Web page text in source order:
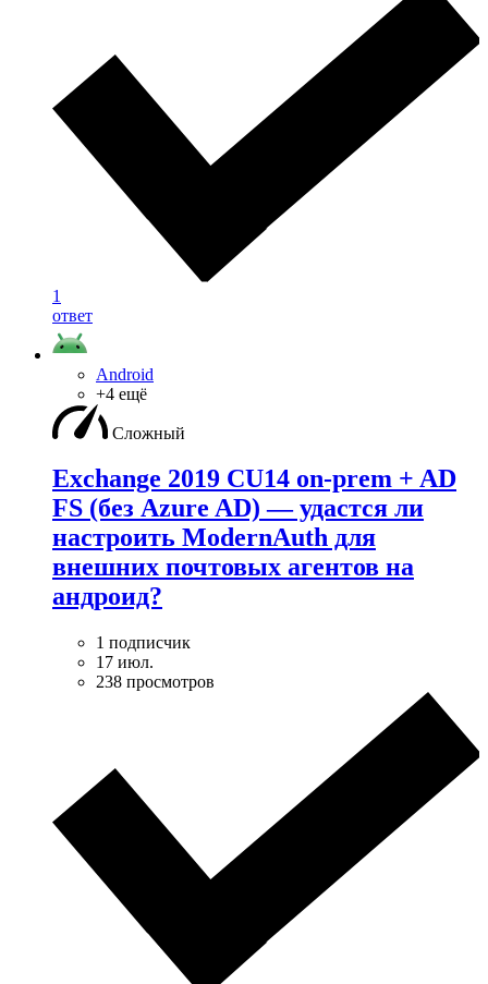
1
ответ
Android
+4 ещё
Сложный
Exchange 2019 CU14 on-prem + AD
FS (без Azure AD) — удаcтся ли
настроить ModernAuth для
внешних почтовых агентов на
андроид?
1 подписчик
17 июл.
238 просмотров